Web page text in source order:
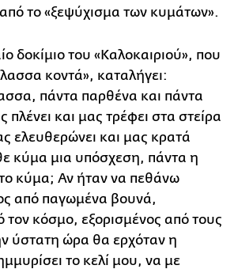
το «ξεψύχισμα των κυμάτων».
δοκίμιο του «Καλοκαιριού», που
κοντά», καταλήγει:
πάντα παρθένα και πάντα
και μας τρέφει στα στείρα
ελευθερώνει και μας κρατά
κύμα μια υπόσχεση, πάντα η
το κύμα; Αν ήταν να πεθάνω
από παγωμένα βουνά,
τον κόσμο, εξορισμένος από τους
ύστατη ώρα θα ερχόταν η
το κελί μου, να με